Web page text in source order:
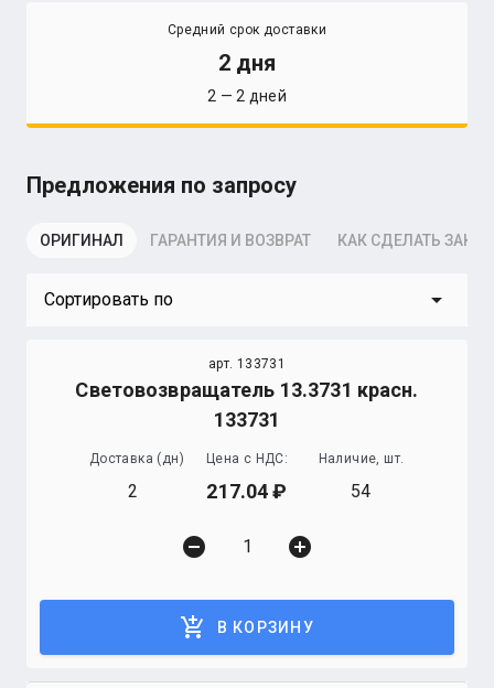
Средний срок доставки
2 дня
2 — 2 дней
Предложения по запросу
ОРИГИНАЛ ГАРАНТИЯ И ВОЗВРАТ КАК СДЕЛАТЬ
Сортировать по arrow_drop_down
арт. 133731
Световозвращатель 13.3731 красн.
133731
Доставка (дн)
2
Цена с НДС:
217.04
Наличие, шт.
54
remove_circle add_circle
add_shopping_cart В КОРЗИНУ